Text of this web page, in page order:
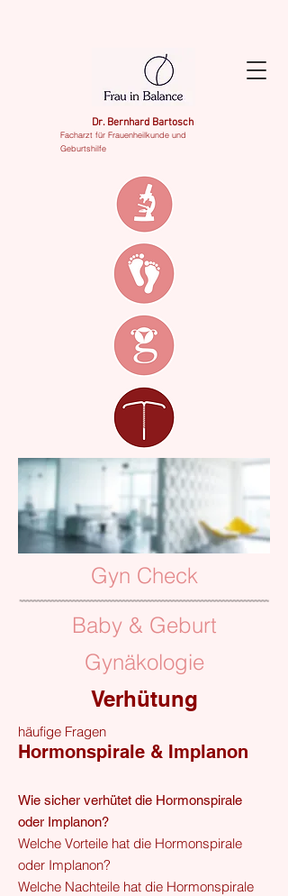
Dr. Bernhard Bartosch
Facharzt für Frauenheilkunde und
Geburtshilfe
Gyn Check
Baby & Geburt
Gynäkologie
Verhütung
häufige Fragen
Hormonspirale & Implanon
Wie sicher verhütet die Hormonspirale
oder Implanon?
Welche Vorteile hat die Hormonspirale
oder Implanon?
Welche Nachteile hat die Hormonspirale